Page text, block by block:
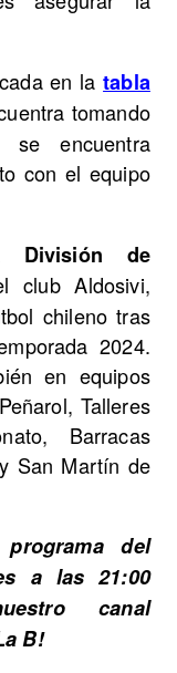
en latabla
tomando
se encuentra
con el equipo
División de
club Aldosivi,
chileno tras
2024.
en equipos
Talleres
Barracas
San Martín de
del
a las 21:00
canal
B!